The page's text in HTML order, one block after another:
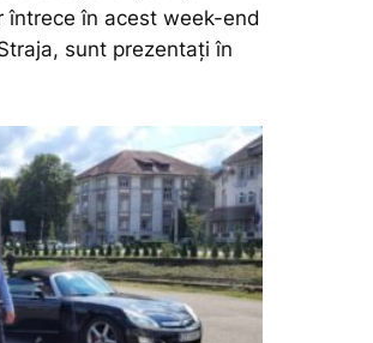
întrece în acest week-end
sunt prezentați în